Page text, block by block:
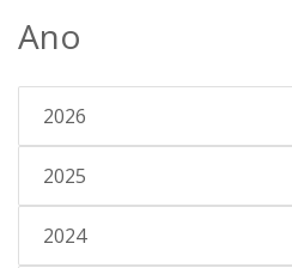
Ano
2026
2025
2024